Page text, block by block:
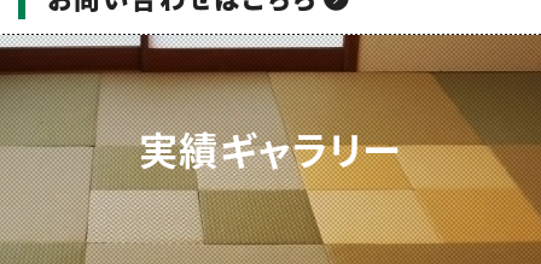
実績ギャラリー